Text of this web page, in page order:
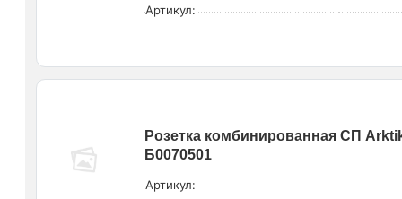
Артикул:
Розетка комбинированная СП
Б0070501
Артикул: